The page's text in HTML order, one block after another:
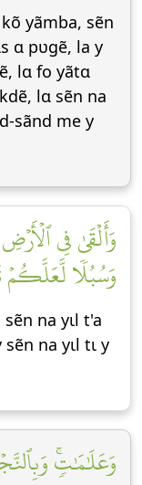
yãmba, sẽn
ɑ pʋgẽ, la y
lɑ fo yãtɑ
lɑ sẽn na
sãnd me y
وَأَلۡقَىٰ فِي
وَسُبُلٗا لَّعَلَّكُمۡ
na yɩl t'a
na yɩl tɩ y
وَعَلَٰمَٰتٖۚ